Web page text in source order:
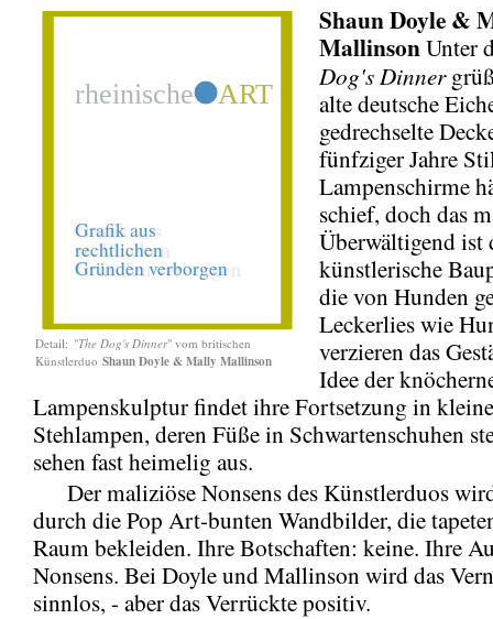
Detail: "The Dog's Dinner" vom britischen
Künstlerduo Shaun Doyle & Mally Mallinson
Shaun Doyle &
MallinsonUnter
Dog's Dinner
alte deutsche
gedrechselte
fünfziger Jahre
Lampenschirme
schief, doch das
Überwältigend ist
künstlerische
die von Hunden
Leckerlies wie
verzieren das
Idee der
Lampenskulptur findet ihre Fortsetzung in
Stehlampen, deren Füße in Schwartenschuhen
sehen fast heimelig aus.
Der maliziöse Nonsens des Künstlerduos
durch die Pop Art-bunten Wandbilder, die
Raum bekleiden. Ihre Botschaften: keine. Ihre
Nonsens. Bei Doyle und Mallinson wird das
sinnlos, - aber das Verrückte positiv.